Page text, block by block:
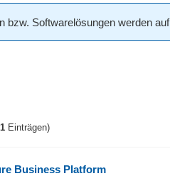
bzw. Softwarelösungen werden
1 Einträgen)
Business Platform